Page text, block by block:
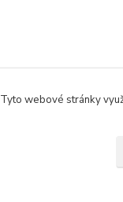
Tyto webové stránky